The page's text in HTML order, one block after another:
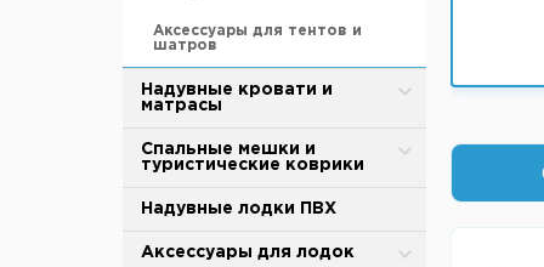
Монтажи, донки, оснастки
Подсачеки
Поплавки
Аксессуары для тентов и
шатров
Надувные кровати и
матрасы
Надувные матрасы
Спальные мешки и
туристические коврики
Спальные мешки
Cамонадувающийся коврик
Надувные лодки ПВХ
Аксессуары для лодок